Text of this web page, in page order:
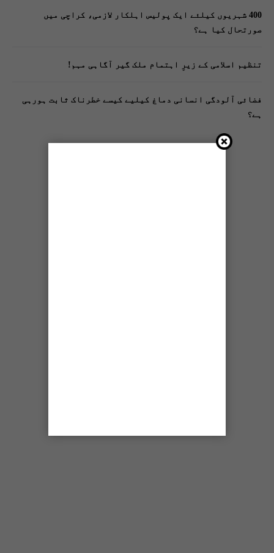
400 شہریوں کیلئے ایک پولیس اہلکار لازمی، کراچی میں
صورتحال کیا ہے؟
تنظیم اسلامی کے زیرِ اہتمام ملک گیر آگاہی مہم!
فضائی آلودگی انسانی دماغ کیلیے کیسے خطرناک ثابت ہورہی
ہے؟